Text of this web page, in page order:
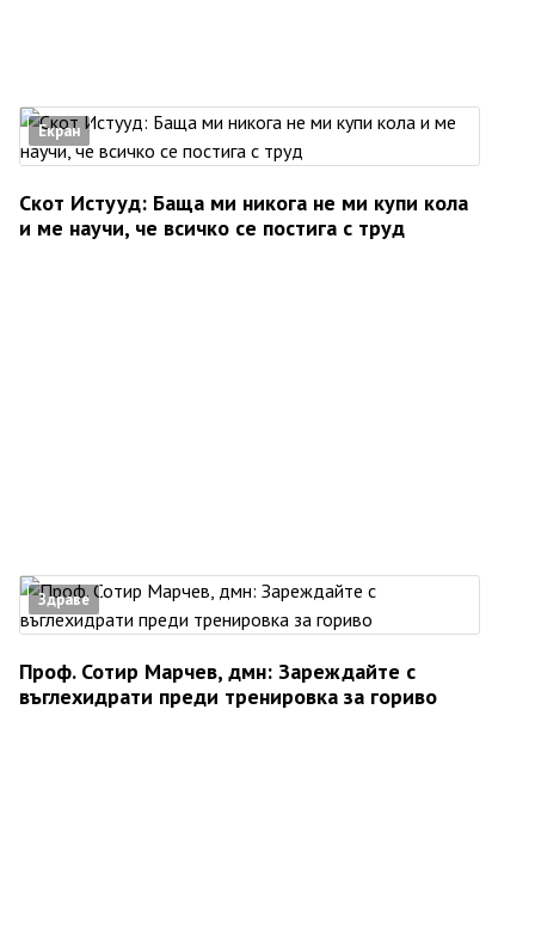
Екран
Скот Истууд: Баща ми никога не ми купи кола
и ме научи, че всичко се постига с труд
Здраве
Проф. Сотир Марчев, дмн: Зареждайте с
въглехидрати преди тренировка за гориво